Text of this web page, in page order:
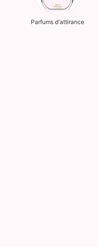
Parfums d'attirance